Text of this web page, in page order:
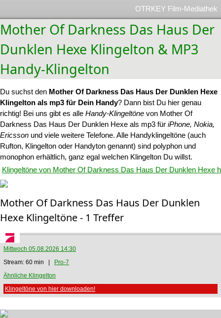
OTRKEY Film-Mediathek
Mother Of Darkness Das Haus Der
Dunklen Hexe Klingelton & MP3
Handy-Klingelton
Du suchst den Mother Of Darkness Das Haus Der Dunklen Hexe
Klingelton als mp3 für Dein Handy? Dann bist Du hier genau
richtig! Bei uns gibt es alle Handy-Klingeltöne von Mother Of
Darkness Das Haus Der Dunklen Hexe als mp3 für iPhone, Nokia,
Ericsson und viele weitere Telefone. Alle Handyklingeltöne (auch
Rufton, Klingelton oder Handyton genannt) sind polyphon und
monophon erhältlich, ganz egal welchen Klingelton Du willst.
Klingeltöne von Mother Of Darkness Das Haus Der Dunklen Hexe
Mother Of Darkness Das Haus Der Dunklen
Hexe Klingeltöne - 1 Treffer
Mittwoch 05.08.2026 14:30
Stream: 60 min |
Pro-7
Ähnliche Klingelton
Klingeltöne von hier downloaden!